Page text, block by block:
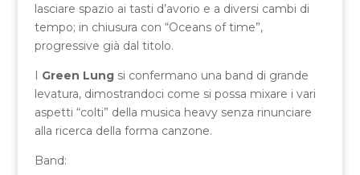
lasciare spazio ai tasti d’avorio e a diversi cambi di
tempo; in chiusura con “Oceans of time”,
progressive già dal titolo.
I Green Lungsi confermano una band di grande
levatura, dimostrandoci come si possa mixare i vari
aspetti “colti” della musica heavy senza rinunciare
alla ricerca della forma canzone.
Band: